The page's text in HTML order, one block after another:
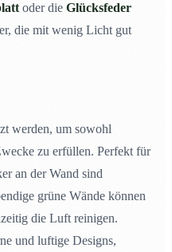
oder die Glücksfeder
die mit wenig Licht gut
werden, um sowohl
zu erfüllen. Perfekt für
an der Wand sind
grüne Wände können
die Luft reinigen.
und luftige Designs,